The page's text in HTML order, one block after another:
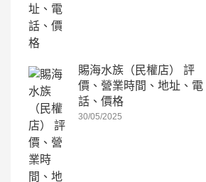
賜海水族（民權店） 評
價、營業時間、地址、電
話、價格
30/05/2025